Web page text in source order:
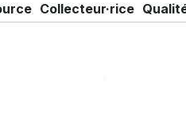
Collecteur·rice